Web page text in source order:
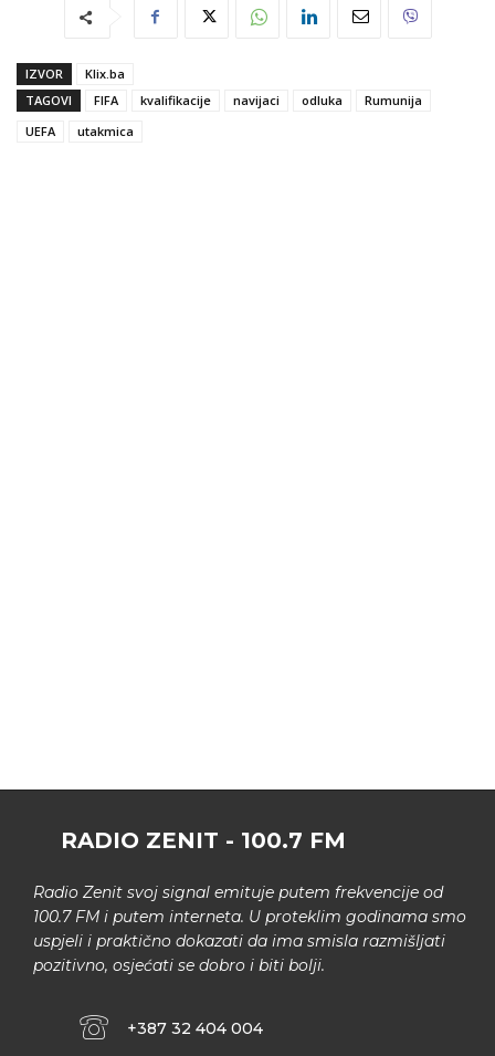
IZVOR
Klix.ba
TAGOVI
FIFA kvalifikacije navijaci odluka
Rumunija
UEFA
utakmica
RADIO ZENIT - 100.7 FM
Radio Zenit svoj signal emituje putem frekvencije od
100.7 FM i putem interneta. U proteklim godinama smo
uspjeli i praktično dokazati da ima smisla razmišljati
pozitivno, osjećati se dobro i biti bolji.
+387 32 404 004